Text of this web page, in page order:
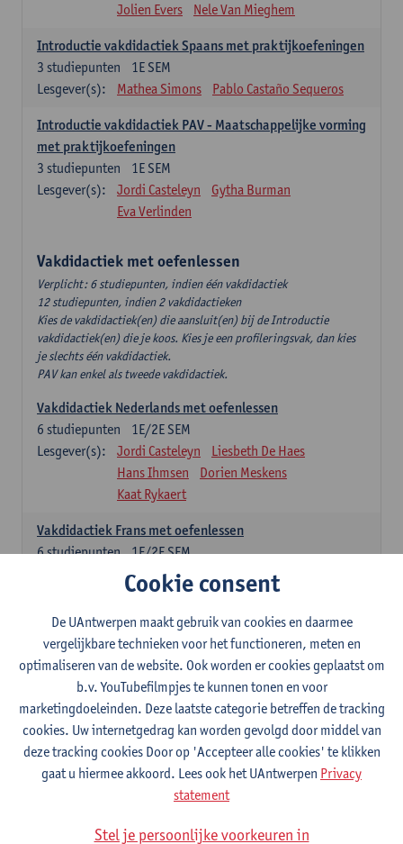
Jolien Evers
Nele Van Mieghem
Introductie vakdidactiek Spaans met praktijkoefeningen
1E SEM
3 studiepunten
Lesgever(s):
Mathea Simons Pablo Castaño Sequeros
Introductie vakdidactiek PAV - Maatschappelijke vorming
met praktijkoefeningen
1E SEM
3 studiepunten
Lesgever(s):
Jordi Casteleyn
Gytha Burman
Eva Verlinden
Vakdidactiek met oefenlessen
Verplicht: 6 studiepunten, indien één vakdidactiek
12 studiepunten, indien 2 vakdidactieken
Kies de vakdidactiek(en) die aansluit(en) bij de Introductie
vakdidactiek(en) die je koos. Kies je een profileringsvak, dan kies
je slechts één vakdidactiek.
PAV kan enkel als tweede vakdidactiek.
Vakdidactiek Nederlands met oefenlessen
1E/2E SEM
6 studiepunten
Lesgever(s):
Jordi Casteleyn
Liesbeth De Haes
Hans Ihmsen
Dorien Meskens
Kaat Rykaert
Vakdidactiek Frans met oefenlessen
1E/2E SEM
6studiepunten
Mathea Simons
Veronik Bogaert
Mark Demyttenaere
Yann Morard
Karen Van De Putte
Vakdidactiek Engels met oefenlessen
1E/2E SEM
6studiepunten
Lesgever(s):
Tom Smits
Ellen De Breuker
Nele Kempenaers
Joke Prinsen
Vakdidactiek Duits met oefenlessen
1E/2E SEM
6studiepunten
Tom Smits Marise Van Tendeloo
Vakdidactiek Nederlands niet-thuistaal met oefenlessen
Cookie consent
De UAntwerpen maakt gebruik van cookies en daarmee
vergelijkbare technieken voor het functioneren, meten en
optimaliseren van de website. Ook worden er cookies geplaatst om
b.v. YouTubefilmpjes te kunnen tonen en voor
marketingdoeleinden. Deze laatste categorie betreffen de tracking
cookies. Uw internetgedrag kan worden gevolgd door middel van
deze tracking cookies Door op 'Accepteer alle cookies' te klikken
gaat u hiermee akkoord. Lees ook het UAntwerpen Privacy
statement
Stel je persoonlijke voorkeuren in